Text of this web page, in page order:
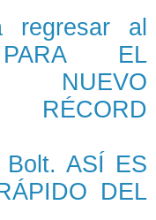
al
EL
NUEVO
RÉCORD
ASÍ ES
DEL